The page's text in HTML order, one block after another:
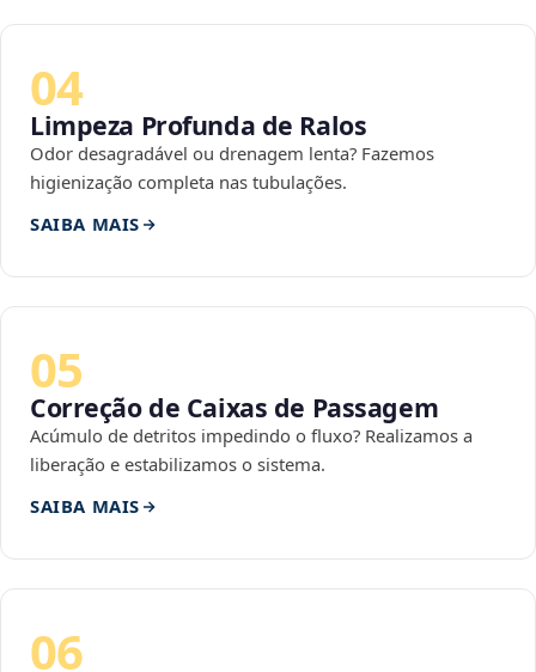
04
Limpeza Profunda de Ralos
Odor desagradável ou drenagem lenta? Fazemos
higienização completa nas tubulações.
SAIBA MAIS
05
Correção de Caixas de Passagem
Acúmulo de detritos impedindo o fluxo? Realizamos a
liberação e estabilizamos o sistema.
SAIBA MAIS
06